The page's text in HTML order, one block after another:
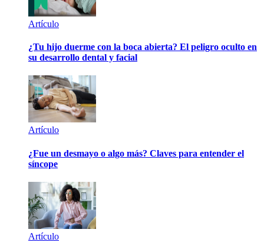
Artículo
¿Tu hijo duerme con la boca abierta? El peligro oculto en
su desarrollo dental y facial
Artículo
¿Fue un desmayo o algo más? Claves para entender el
síncope
Artículo